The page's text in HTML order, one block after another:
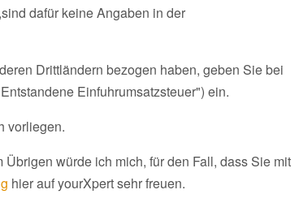
dafür keine Angaben in der
Drittländern bezogen haben, geben Sie bei
Einfuhrumsatzsteuer") ein.
vorliegen.
würde ich mich, für den Fall, dass Sie mit
hier auf yourXpert sehr freuen.